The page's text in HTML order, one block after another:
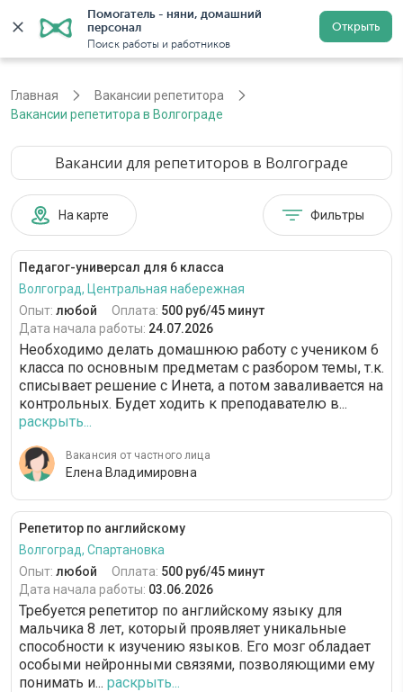
Помогатель - няни, домашний
персонал
Поиск работы и работников
Открыть
Волгоград Регистрация
Главная
Вакансии репетитора
Вакансии репетитора в Волгограде
Вакансии для репетиторов в Волгограде
На карте Фильтры
Педагог-универсал для 6 класса
Волгоград, Центральная набережная
Опыт: любой Оплата: 500 руб/45 минут
Дата начала работы: 24.07.2026
Необходимо делать домашнюю работу с учеником 6
класса по основным предметам с разбором темы, т.к.
списывает решение с Инета, а потом заваливается на
контрольных. Будет ходить к преподавателю в...
раскрыть...
Вакансия от частного лица
Елена Владимировна
Репетитор по английскому
Волгоград, Спартановка
Опыт: любой Оплата: 500 руб/45 минут
Дата начала работы: 03.06.2026
Требуется репетитор по английскому языку для
мальчика 8 лет, который проявляет уникальные
способности к изучению языков. Его мозг обладает
особыми нейронными связями, позволяющими ему
понимать и... раскрыть...